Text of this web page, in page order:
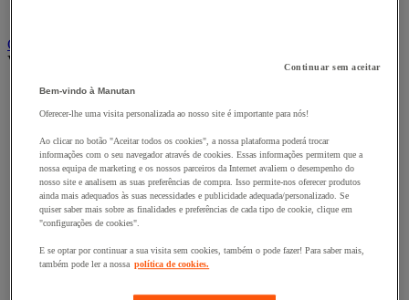
Carro e reboque de movimentação industriais
Ver todas as categorias
Acessórios para carro
Base rolante e chassis móvel
Carro de inox e alumínio
Carro de nível constante
Carro de plataformas
Carro dobrável
Carro eléctrico
Carro em fio de aço
Carro para carga comprida e volumosa
Carros com espaldar fixo e taipal
Continuar sem aceitar
Bem-vindo à Manutan
Oferecer-lhe uma visita personalizada ao nosso site é importante para nós!
Ao clicar no botão "Aceitar todos os cookies", a nossa plataforma poderá trocar
informações com o seu navegador através de cookies. Essas informações permitem que a
nossa equipa de marketing e os nossos parceiros da Internet avaliem o desempenho do
nosso site e analisem as suas preferências de compra. Isso permite-nos oferecer produtos
ainda mais adequados às suas necessidades e publicidade adequada/personalizado. Se
quiser saber mais sobre as finalidades e preferências de cada tipo de cookie, clique em
"configurações de cookies".
E se optar por continuar a sua visita sem cookies, também o pode fazer! Para saber mais,
também pode ler a nossa política de cookies.